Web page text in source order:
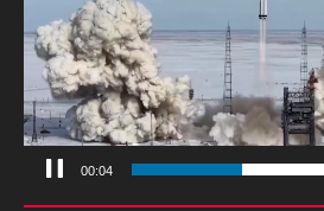
00:05